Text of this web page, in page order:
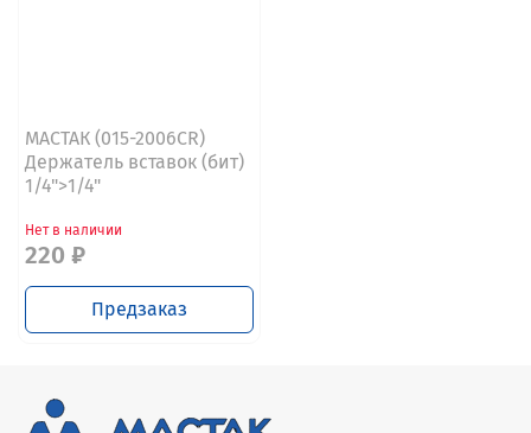
МАСТАК (015-2006CR)
Держатель вставок (бит)
1/4">1/4"
Нет в наличии
220 ₽
Предзаказ